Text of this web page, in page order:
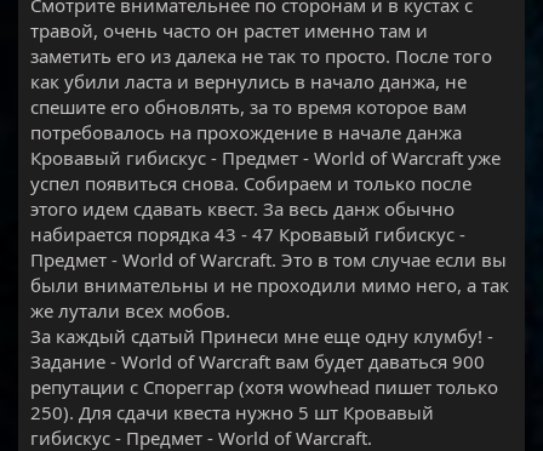
Смотрите внимательнее по сторонам и в кустах с
травой, очень часто он растет именно там и
заметить его из далека не так то просто. После того
как убили ласта и вернулись в начало данжа, не
спешите его обновлять, за то время которое вам
потребовалось на прохождение в начале данжа
Кровавый гибискус - Предмет - World of Warcraft уже
успел появиться снова. Собираем и только после
этого идем сдавать квест. За весь данж обычно
набирается порядка 43 - 47 Кровавый гибискус -
Предмет - World of Warcraft. Это в том случае если вы
были внимательны и не проходили мимо него, а так
же лутали всех мобов.
За каждый сдатый Принеси мне еще одну клумбу! -
Задание - World of Warcraft вам будет даваться 900
репутации с Спореггар (хотя wowhead пишет только
250). Для сдачи квеста нужно 5 шт Кровавый
гибискус - Предмет - World of Warcraft.